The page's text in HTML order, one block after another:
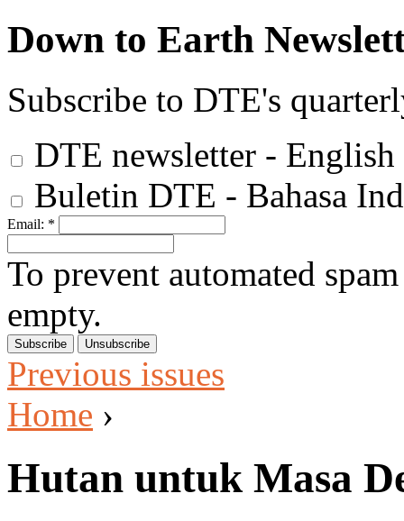
Down to Earth
Subscribe to DTE's
DTE newsletter - English
Buletin DTE - Bahasa
Email: *
To prevent automated
empty.
Previous issues
Home ›
Hutan untuk Masa